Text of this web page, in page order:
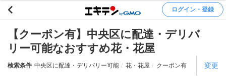
ログイン・登録
【クーポン有】中央区に配達・デリバ
リー可能なおすすめ花・花屋
検索条件 中央区に配達・デリバリー可能 花・花屋 クーポン有 変更